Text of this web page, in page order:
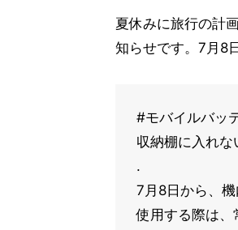
夏休みに旅行の計
知らせです。7月8
#モバイルバッ
収納棚に入れな
.
7月8日から、機
使用する際は、